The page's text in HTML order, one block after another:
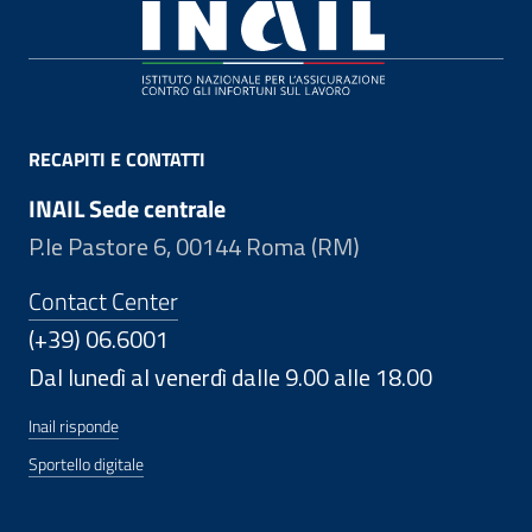
RECAPITI E CONTATTI
INAIL Sede centrale
P.le Pastore 6, 00144 Roma (RM)
Contact Center
(+39) 06.6001
Dal lunedì al venerdì dalle 9.00 alle 18.00
Inail risponde
Sportello digitale